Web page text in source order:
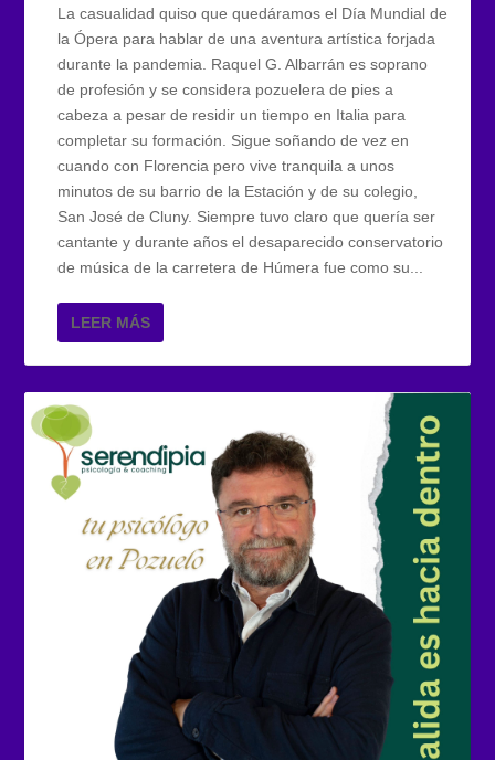
La casualidad quiso que quedáramos el Día Mundial de
la Ópera para hablar de una aventura artística forjada
durante la pandemia. Raquel G. Albarrán es soprano
de profesión y se considera pozuelera de pies a
cabeza a pesar de residir un tiempo en Italia para
completar su formación. Sigue soñando de vez en
cuando con Florencia pero vive tranquila a unos
minutos de su barrio de la Estación y de su colegio,
San José de Cluny. Siempre tuvo claro que quería ser
cantante y durante años el desaparecido conservatorio
de música de la carretera de Húmera fue como su...
LEER MÁS